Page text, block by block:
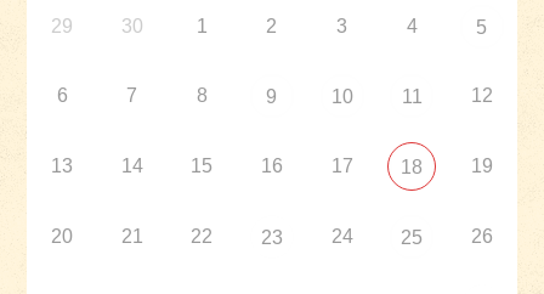
29 30 1 2 3 4 5
6 7 8 9 10 11 12
13 14 15 16 17 18 19
20 21 22 23 24 25 26